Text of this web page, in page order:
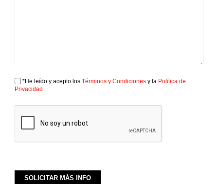
*He leído y acepto los Términos y Condiciones y la Política de
Privacidad